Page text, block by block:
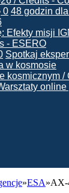
0 48 godzin dla
Spotkaj
w kosmosie
online
»ESA»AX-